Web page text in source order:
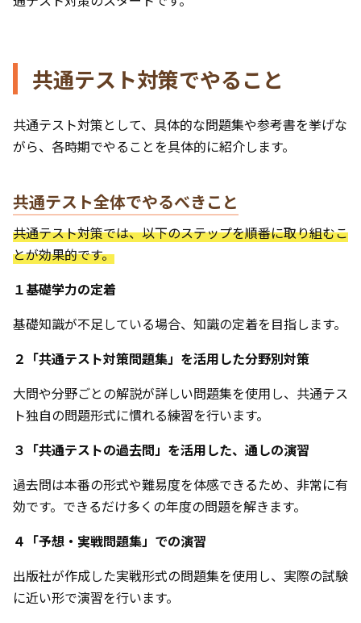
共通テスト対策でやること
共通テスト対策として、具体的な問題集や参考書を挙げな
がら、各時期でやることを具体的に紹介します。
共通テスト全体でやるべきこと
共通テスト対策では、以下のステップを順番に取り組むこ
とが効果的です。
１基礎学力の定着
基礎知識が不足している場合、知識の定着を目指します。
２「共通テスト対策問題集」を活用した分野別対策
大問や分野ごとの解説が詳しい問題集を使用し、共通テス
ト独自の問題形式に慣れる練習を行います。
３「共通テストの過去問」を活用した、通しの演習
過去問は本番の形式や難易度を体感できるため、非常に有
効です。できるだけ多くの年度の問題を解きます。
４「予想・実戦問題集」での演習
出版社が作成した実戦形式の問題集を使用し、実際の試験
に近い形で演習を行います。